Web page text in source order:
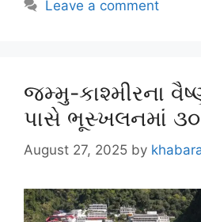
Leave a comment
જમ્મુ-કાશ્મીરના
પાસે ભૂસ્ખલનમાં ૩૦
August 27, 2025 by